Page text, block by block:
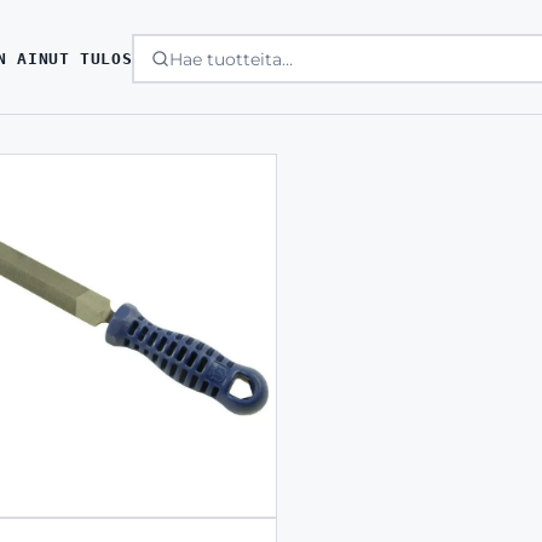
AINUT TULOS